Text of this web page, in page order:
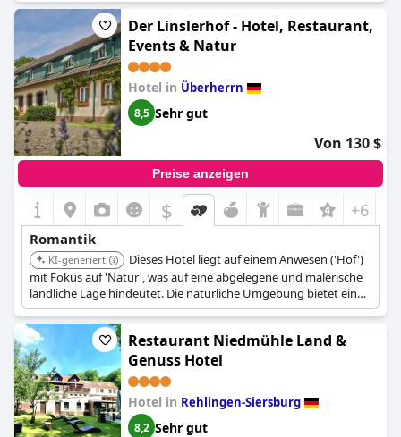
Der Linslerhof - Hotel, Restaurant,
Events & Natur
Hotel in Überherrn
8,5 Sehr gut
Von 130 $
Preise anzeigen
$ +6
Romantik
KI-generiert
Dieses Hotel liegt auf einem Anwesen ('Hof')
mit Fokus auf 'Natur', was auf eine abgelegene und malerische
ländliche Lage hindeutet. Die natürliche Umgebung bietet eine
friedliche und romantische Kulisse.
Restaurant Niedmühle Land &
Genuss Hotel
Hotel in Rehlingen-Siersburg
8,2 Sehr gut